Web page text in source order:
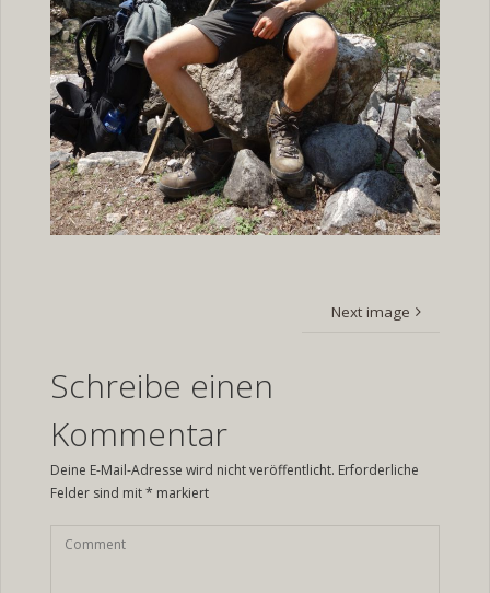
Next image
Schreibe einen
Kommentar
Deine E-Mail-Adresse wird nicht veröffentlicht. Erforderliche
Felder sind mit* markiert